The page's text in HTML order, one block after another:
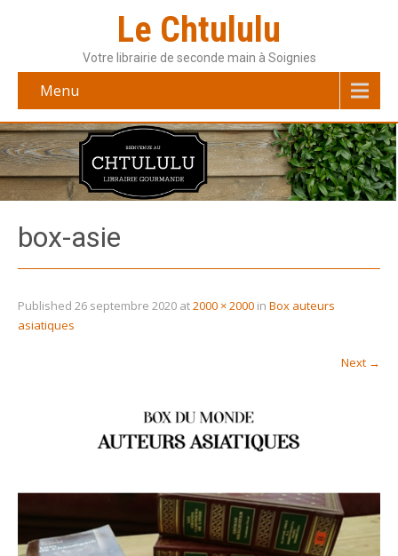
Le Chtululu
Votre librairie de seconde main à Soignies
Menu
box-asie
Published 26 septembre 2020 at2000 × 2000 in Box auteurs
asiatiques
Next →